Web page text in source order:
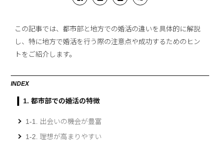
この記事では、都市部と地方での婚活の違いを具体的に解説
し、特に地方で婚活を行う際の注意点や成功するためのヒン
トをご紹介します。
INDEX
1. 都市部での婚活の特徴
1-1. 出会いの機会が豊富
1-2. 理想が高まりやすい